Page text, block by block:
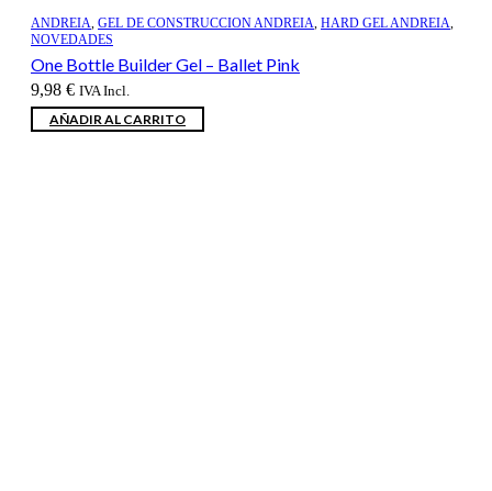
ANDREIA, GEL DE CONSTRUCCION ANDREIA, HARD GEL ANDREIA,
NOVEDADES
One Bottle Builder Gel – Ballet Pink
9,98 € IVA Incl.
AÑADIR AL CARRITO